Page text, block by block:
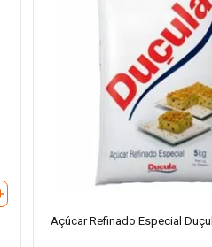
Açúcar Refinado Especial